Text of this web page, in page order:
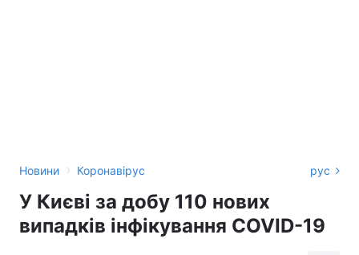
Новини › Коронавірус рус
У Києві за добу 110 нових
випадків інфікування COVID-19